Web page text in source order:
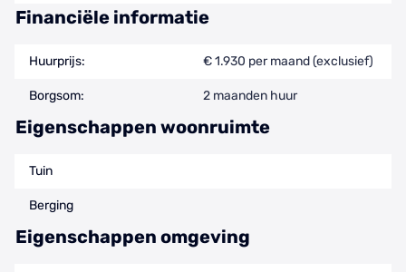
Financiële informatie
Huurprijs: € 1.930 per maand (exclusief)
Borgsom: 2 maanden huur
Eigenschappen woonruimte
Tuin
Berging
Eigenschappen omgeving